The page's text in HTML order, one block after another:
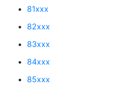
81xxx
82xxx
83xxx
84xxx
85xxx